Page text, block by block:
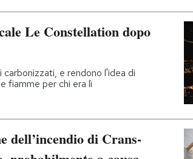
Le Constellation dopo
e rendono l'idea di
fiamme per chi era lì
dell’incendio di Crans-